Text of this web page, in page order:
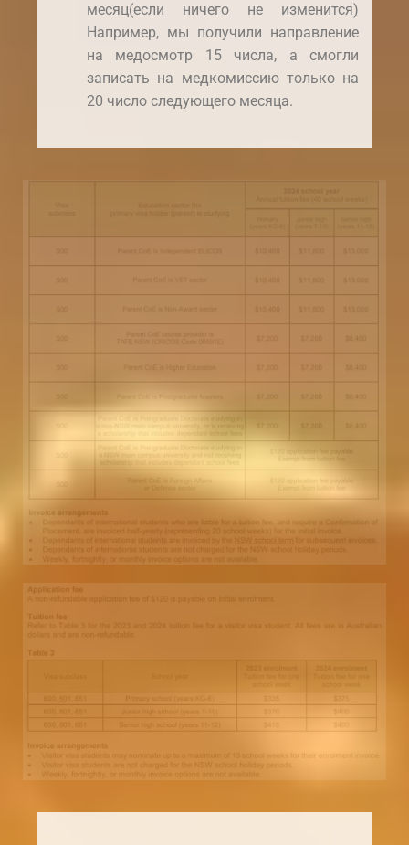
месяц(если ничего не изменится)
Например, мы получили направление
на медосмотр 15 числа, а смогли
записать на медкомиссию только на
20 число следующего месяца.